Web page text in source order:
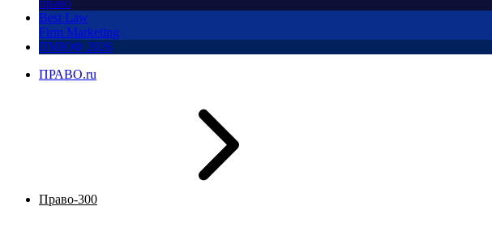
право
Best Law
Firm Marketing
ПМЮФ 2026
ПРАВО.ru
Право-300